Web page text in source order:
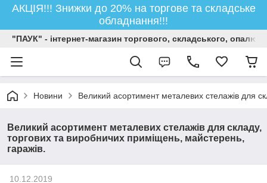
АКЦІЯ!!! Знижки до 20% на торгове та складське
обладнання!!!
"ПАУК" - інтернет-магазин торгового, складського,
Новини Великий асортимент металевих стелажів для
Великий асортимент металевих стелажів для складу,
торгових та виробничих приміщень, майстерень,
гаражів.
10.12.2019